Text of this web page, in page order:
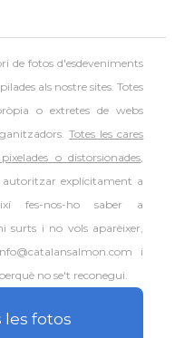
defotos d'esdeveniments
als nostre sites. Totes
o extretes de webs
Totes les cares
o distorsionades,
autoritzar explícitament a
fes-nos-ho saber a
surts i no vols aparèixer,
i
no se't reconegui.
les fotos